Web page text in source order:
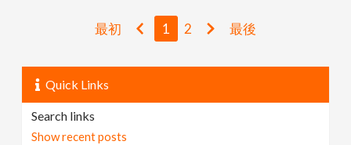
最初 1 2 最後
Quick Links
Search links
Show recent posts